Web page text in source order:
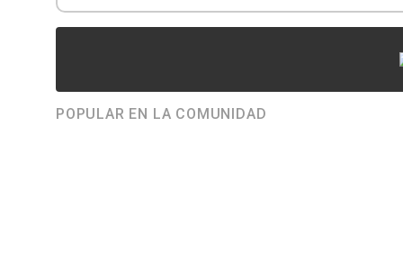
POPULAR EN LA COMUNIDAD